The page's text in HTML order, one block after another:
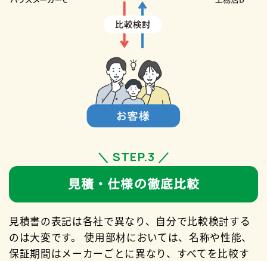
＼ STEP.3 ／
見積・仕様の徹底比較
見積書の表記は各社で異なり、自分で比較検討する
のは大変です。
使用部材においては、名称や性能、
保証期間はメーカーごとに異なり、すべてを比較す